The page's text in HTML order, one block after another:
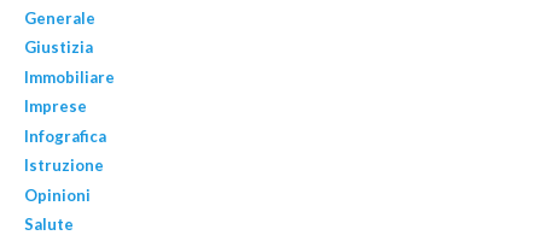
Generale
Giustizia
Immobiliare
Imprese
Infografica
Istruzione
Opinioni
Salute